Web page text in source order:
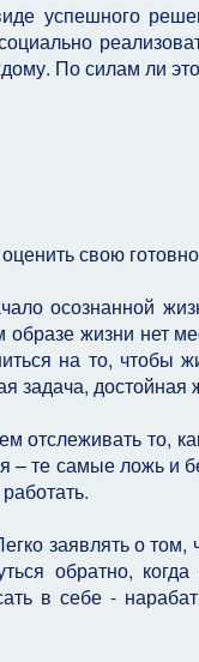
успешного
По силам ли
свою
осознанной
жизни нет
на то, чтобы
задача, достойная
отслеживать то,
– те самые ложь и
заявлять о том,
обратно,
в себе -